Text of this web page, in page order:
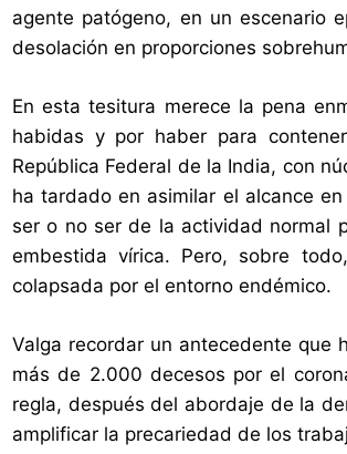
agente patógeno, en un escenario
desolación en proporciones
En esta tesitura merece la pena
habidas y por haber para
República Federal de la India, con
ha tardado en asimilar el alcance
ser o no ser de la actividad normal
embestida vírica. Pero, sobre
colapsada por el entorno endémico.
Valga recordar un antecedente que
más de 2.000 decesos por el
regla, después del abordaje de la
amplificar la precariedad de los